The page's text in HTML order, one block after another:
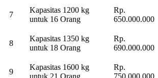
7
Kapasitas 1200 kg
untuk 16 Orang
Rp.
650.000.000
8
Kapasitas 1350 kg
untuk 18 Orang
Rp.
690.000.000
9
Kapasitas 1600 kg
Rp.